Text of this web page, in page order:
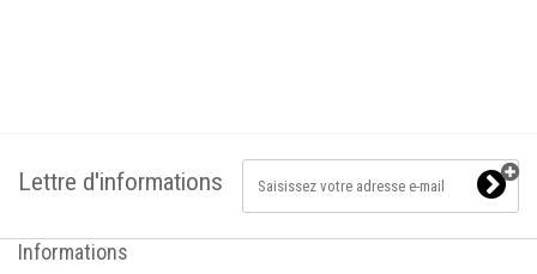
Lettre d'informations
Informations